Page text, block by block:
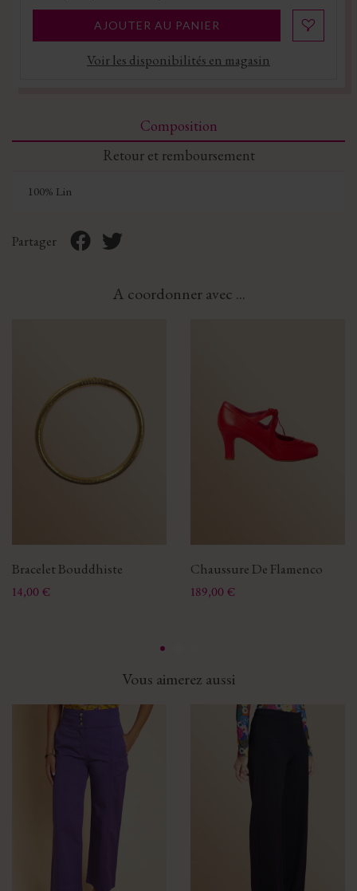
AJOUTER AU PANIER
Voir les disponibilités en magasin
Composition
Retour et remboursement
100% Lin
Partager
A coordonner avec ...
Bracelet Bouddhiste
Prix
14,00 €
Chaussure De Flamenco
Prix
189,00 €
Vous aimerez aussi